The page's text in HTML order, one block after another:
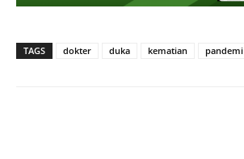
TAGS dokter duka kematian pandemi